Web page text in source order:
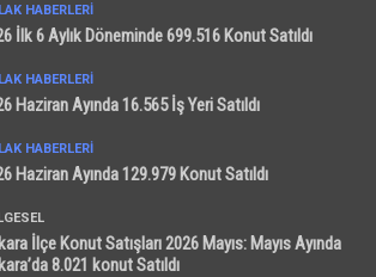
HABERLERI
İlk 6 Aylık Döneminde 699.516 Konut Satıldı
HABERLERI
Haziran Ayında 16.565 İş Yeri Satıldı
HABERLERI
Haziran Ayında 129.979 Konut Satıldı
İlçe Konut Satışları 2026 Mayıs: Mayıs Ayında
8.021 konut Satıldı